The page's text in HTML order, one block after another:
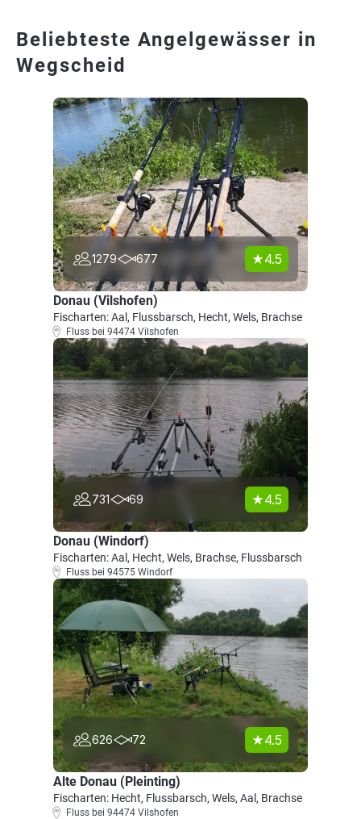
Beliebteste Angelgewässer in
Wegscheid
1279 677 4.5
Donau (Vilshofen)
Fischarten: Aal, Flussbarsch, Hecht, Wels, Brachse
Fluss bei 94474 Vilshofen
731 69 4.5
Donau (Windorf)
Fischarten: Aal, Hecht, Wels, Brachse, Flussbarsch
Fluss bei 94575 Windorf
626 72 4.5
Alte Donau (Pleinting)
Fischarten: Hecht, Flussbarsch, Wels, Aal, Brachse
Fluss bei 94474 Vilshofen